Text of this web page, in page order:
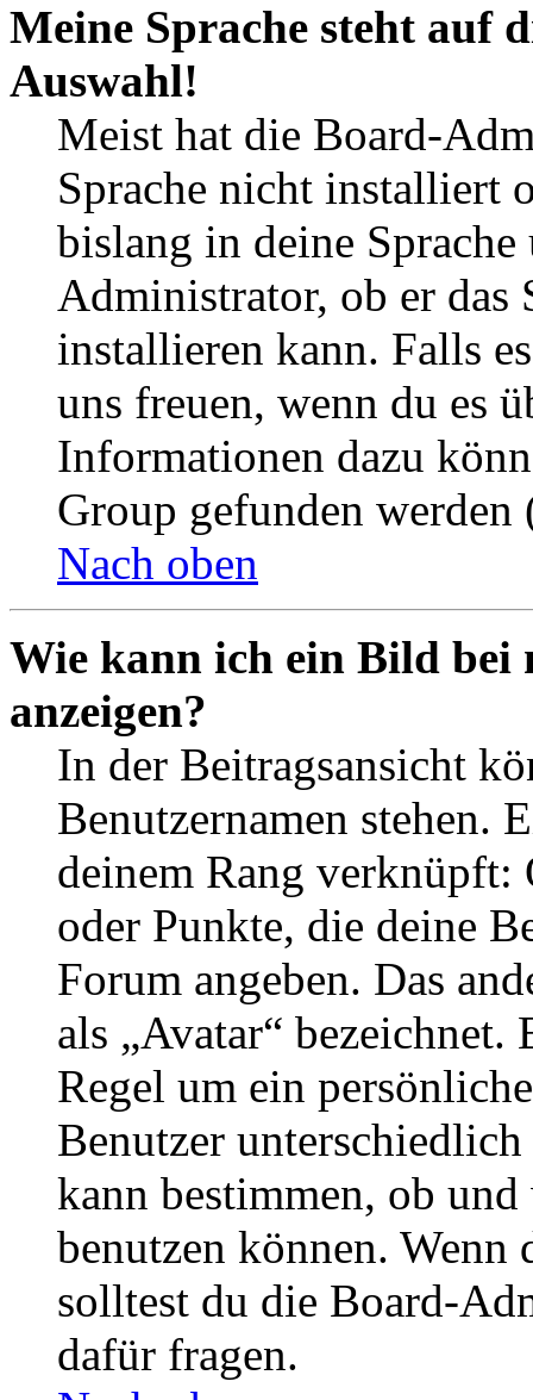
Meine Sprache steht auf
Auswahl!
Meist hat die Board-
Sprache nicht installiert
bislang in deine
Administrator, ob er das
installieren kann. Falls
uns freuen, wenn du es
Informationen dazu
Group gefunden
Nach oben
Wie kann ich ein Bild bei
anzeigen?
In der Beitragsansicht
Benutzernamen stehen.
deinem Rang verknüpft:
oder Punkte, die deine
Forum angeben. Das
als „Avatar“
Regel um ein
Benutzer
kann bestimmen, ob
benutzen können. Wenn
solltest du die Board-
dafür fragen.